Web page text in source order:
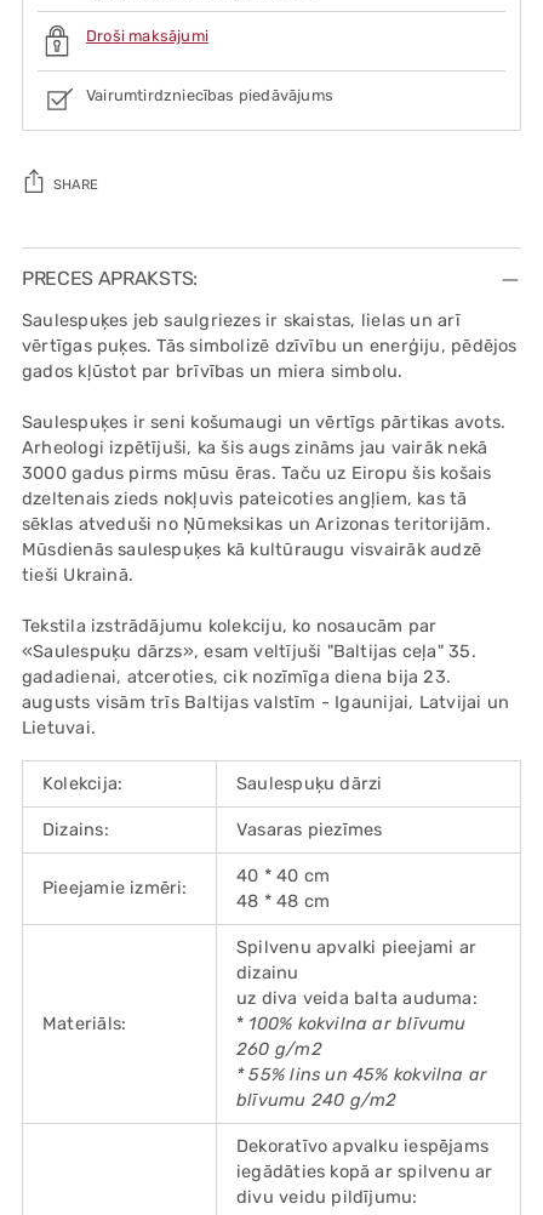
Droši maksājumi
Vairumtirdzniecības piedāvājums
SHARE
Adding
product
your
cart
PRECES APRAKSTS:
Saulespuķes jeb saulgriezes ir skaistas, lielas un arī
vērtīgas puķes. Tās simbolizē dzīvību un enerģiju, pēdējos
gados kļūstot par brīvības un miera simbolu.
Saulespuķes ir seni košumaugi un vērtīgs pārtikas avots.
Arheologi izpētījuši, ka šis augs zināms jau vairāk nekā
3000 gadus pirms mūsu ēras. Taču uz Eiropu šis košais
dzeltenais zieds nokļuvis pateicoties angļiem, kas tā
sēklas atveduši no Ņūmeksikas un Arizonas teritorijām.
Mūsdienās saulespuķes kā kultūraugu visvairāk audzē
tieši Ukrainā.
Tekstila izstrādājumu kolekciju, ko nosaucām par
«Saulespuķu dārzs», esam veltījuši "Baltijas ceļa" 35.
gadadienai, atceroties, cik nozīmīga diena bija 23.
augusts visām trīs Baltijas valstīm - Igaunijai, Latvijai un
Lietuvai.
Kolekcija: Saulespuķu dārzi
Dizains: Vasaras piezīmes
Pieejamie izmēri:
40 * 40 cm
48 * 48 cm
Materiāls:
Spilvenu apvalki pieejami ar
dizainu
uz diva veida balta auduma:
* 100% kokvilna ar blīvumu
260 g/m2
* 55% lins un 45% kokvilna ar
blīvumu 240 g/m2
Dekoratīvo apvalku iespējams
iegādāties kopā ar spilvenu ar
divu veidu pildījumu: